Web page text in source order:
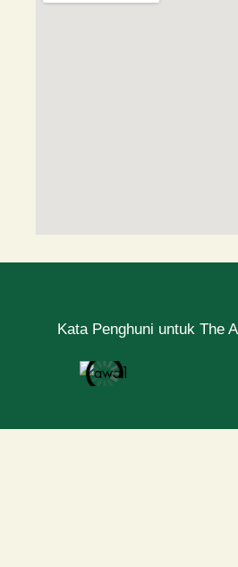
Kata Penghuni untuk The